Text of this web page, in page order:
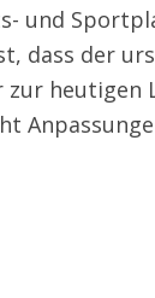
und
dass der
zur heutigen